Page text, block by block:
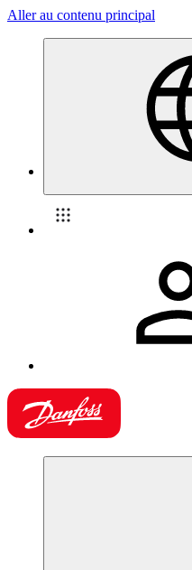
Aller au contenu principal